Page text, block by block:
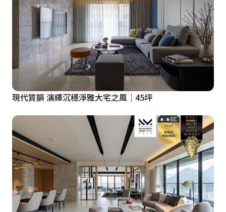
現代質韻 演繹沉穩淨雅大宅之風│45坪